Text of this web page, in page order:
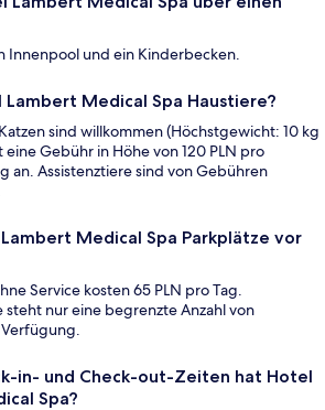
Innenpool und ein Kinderbecken.
Lambert Medical Spa Haustiere?
sind willkommen (Höchstgewicht: 10 kg
eine Gebühr in Höhe von 120 PLN pro
an. Assistenztiere sind von Gebühren
Medical Spa Parkplätze vor
Service kosten 65 PLN pro Tag.
steht nur eine begrenzte Anzahl von
in- und Check-out-Zeiten hat Hotel
Spa?